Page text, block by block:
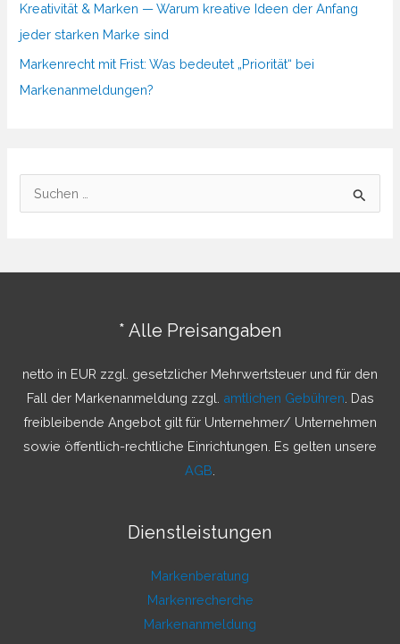
Kreativität & Marken — Warum kreative Ideen der Anfang
jeder starken Marke sind
Markenrecht mit Frist: Was bedeutet „Priorität“ bei
Markenanmeldungen?
u
h
* Alle Preisangaben
netto in EUR zzgl. gesetzlicher Mehrwertsteuer und für den
Fall der Markenanmeldung zzgl. amtlichen Gebühren . Das
freibleibende Angebot gilt für Unternehmer/ Unternehmen
sowie öffentlich-rechtliche Einrichtungen. Es gelten unsere
AGB
Dienstleistungen
Markenberatung
Markenrecherche
Markenanmeldung